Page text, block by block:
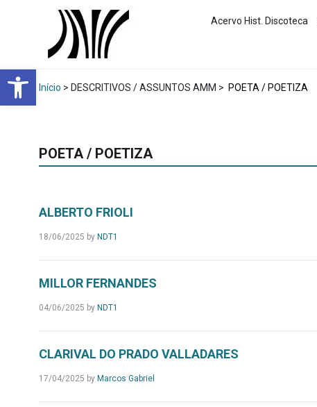
Abrir a barra de ferramentas
Acervo Hist. Discoteca
Início > DESCRITIVOS / ASSUNTOS AMM > POETA / POETIZA
POETA / POETIZA
ALBERTO FRIOLI
18/06/2025 by NDT1
MILLOR FERNANDES
04/06/2025 by NDT1
CLARIVAL DO PRADO VALLADARES
17/04/2025 by Marcos Gabriel